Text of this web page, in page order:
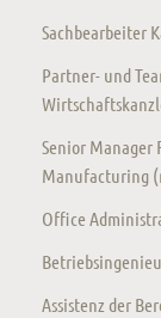
Sachbearbeiter
Partner- und
Senior Manager
Manufacturing
Office
Assistenz der